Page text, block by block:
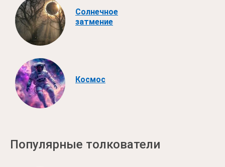
Солнечное
затмение
Космос
Популярные толкователи